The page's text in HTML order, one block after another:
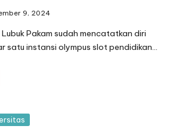
9, 2024
Pakam sudah mencatatkan diri
satu instansi olympus slot pendidikan…